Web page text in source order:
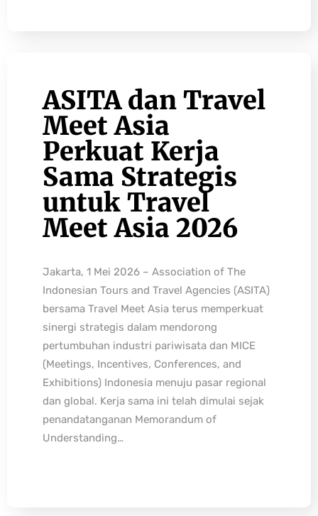
ASITA dan Travel
Meet Asia
Perkuat Kerja
Sama Strategis
untuk Travel
Meet Asia 2026
Jakarta, 1 Mei 2026 – Association of The
Indonesian Tours and Travel Agencies (ASITA)
bersama Travel Meet Asia terus memperkuat
sinergi strategis dalam mendorong
pertumbuhan industri pariwisata dan MICE
(Meetings, Incentives, Conferences, and
Exhibitions) Indonesia menuju pasar regional
dan global. Kerja sama ini telah dimulai sejak
penandatanganan Memorandum of
Understanding…